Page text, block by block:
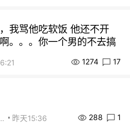
我骂他吃软饭 他还不开
。。。你一个男的不去搞
1274 17
路发 昨天15:36 288 1